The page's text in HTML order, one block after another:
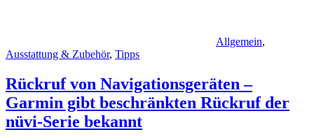
Allgemein,
Ausstattung & Zubehör, Tipps
Rückruf von Navigationsgeräten –
Garmin gibt beschränkten Rückruf der
nüvi-Serie bekannt